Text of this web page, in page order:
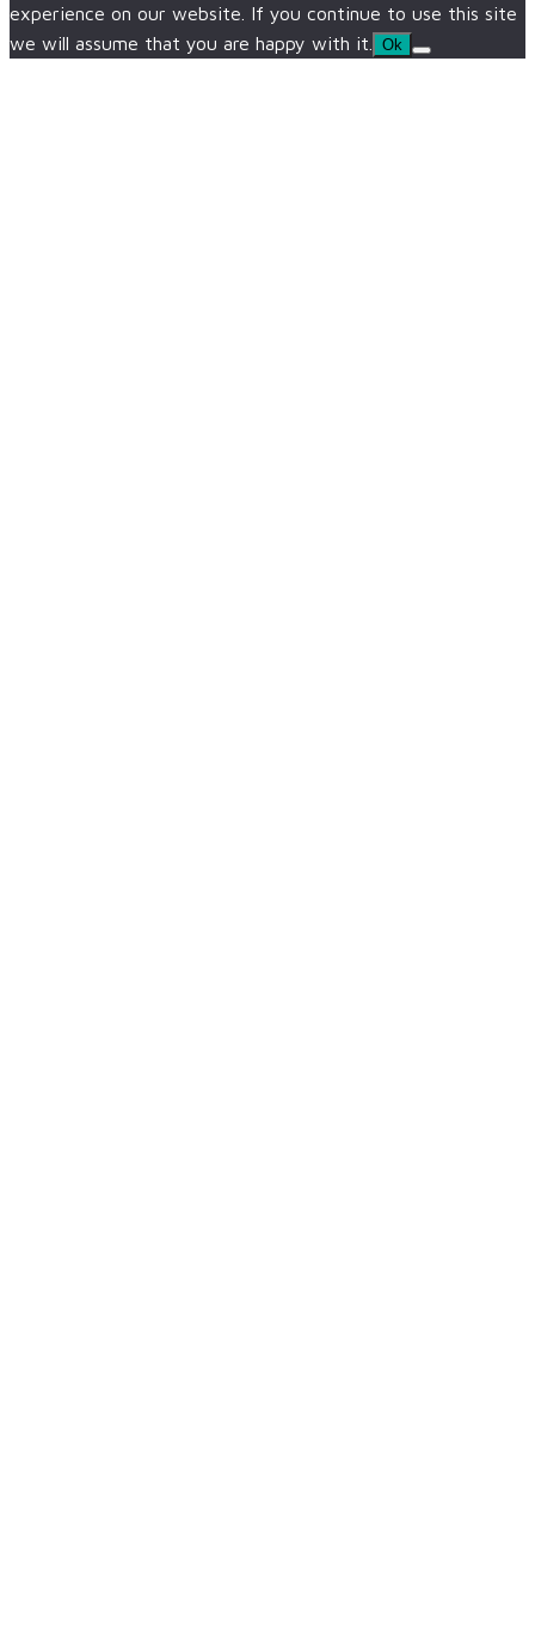
experience on our website. If you continue to use this site
we will assume that you are happy with it.
Ok